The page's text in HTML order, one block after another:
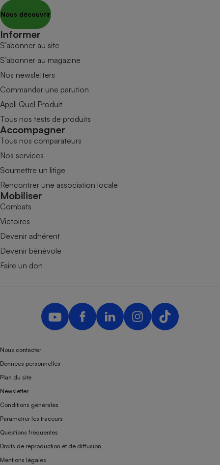
Nous découvrir
Informer
S’abonner au site
S’abonner au magazine
Nos newsletters
Commander une parution
Appli Quel Produit
Tous nos tests de produits
Accompagner
Tous nos comparateurs
Nos services
Soumettre un litige
Rencontrer une association locale
Mobiliser
Combats
Victoires
Devenir adhérent
Devenir bénévole
Faire un don
Nous contacter
Données personnelles
Plan du site
Newsletter
Conditions générales
Paramétrer les traceurs
Questions fréquentes
Droits de reproduction et de diffusion
Mentions légales